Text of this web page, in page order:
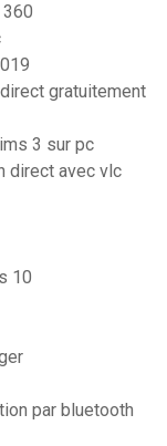
gratuitement
3 sur pc
direct avec vlc
10
par bluetooth